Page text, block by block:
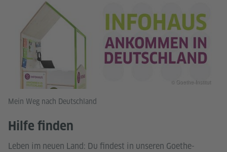
Mein Weg nach Deutschland
Hilfe finden
Leben im neuen Land: Du findest in unseren Goethe-
© Goethe-Institut